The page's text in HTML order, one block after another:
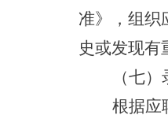
准》，组织
史或发现有
（七）
根据应